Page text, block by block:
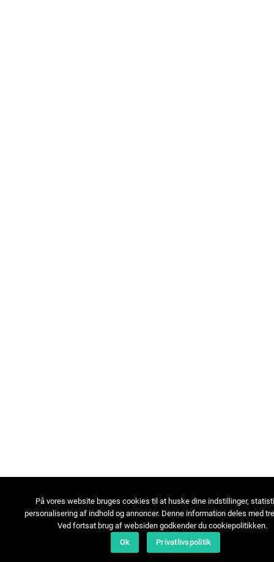
På vores website bruges cookies til at huske dine indstillinger,
personalisering af indhold og annoncer. Denne information deles med
Ved fortsat brug af websiden godkender du cookiepolitikken.
Ok
Privatlivspolitik